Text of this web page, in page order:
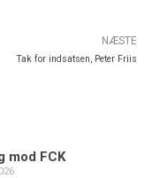
NÆSTE
Tak for indsatsen, Peter Friis
mod FCK